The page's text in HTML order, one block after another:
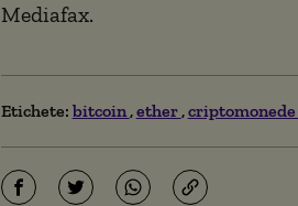
Mediafax.
Etichete: bitcoin ether criptomonede